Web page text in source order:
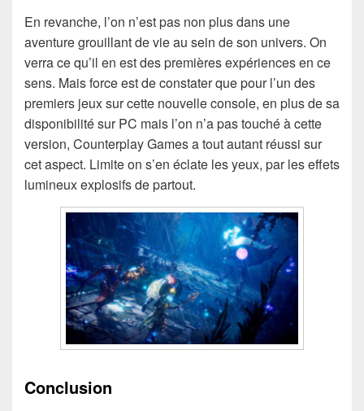
En revanche, l’on n’est pas non plus dans une
aventure grouillant de vie au sein de son univers. On
verra ce qu’il en est des premières expériences en ce
sens. Mais force est de constater que pour l’un des
premiers jeux sur cette nouvelle console, en plus de sa
disponibilité sur PC mais l’on n’a pas touché à cette
version, Counterplay Games a tout autant réussi sur
cet aspect. Limite on s’en éclate les yeux, par les effets
lumineux explosifs de partout.
Conclusion